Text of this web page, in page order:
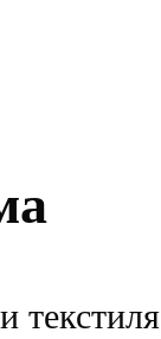
текстиля